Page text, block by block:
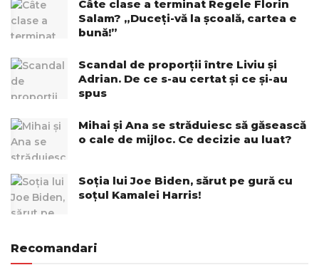
Câte clase a terminat Regele Florin
Salam? „Duceți-vă la școală, cartea e
bună!”
Scandal de proporții între Liviu și
Adrian. De ce s-au certat și ce și-au
spus
Mihai și Ana se străduiesc să găsească
o cale de mijloc. Ce decizie au luat?
Soția lui Joe Biden, sărut pe gură cu
soțul Kamalei Harris!
Recomandari